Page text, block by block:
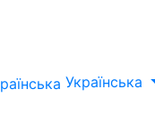
Українська